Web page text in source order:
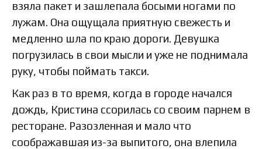
взяла пакет и зашлепала босыми ногами по
лужам. Она ощущала приятную свежесть и
медленно шла по краю дороги. Девушка
погрузилась в свои мысли и уже не поднимала
руку, чтобы поймать такси.
Как раз в то время, когда в городе начался
дождь, Кристина ссорилась со своим парнем в
ресторане. Разозленная и мало что
соображавшая из-за выпитого, она влепила